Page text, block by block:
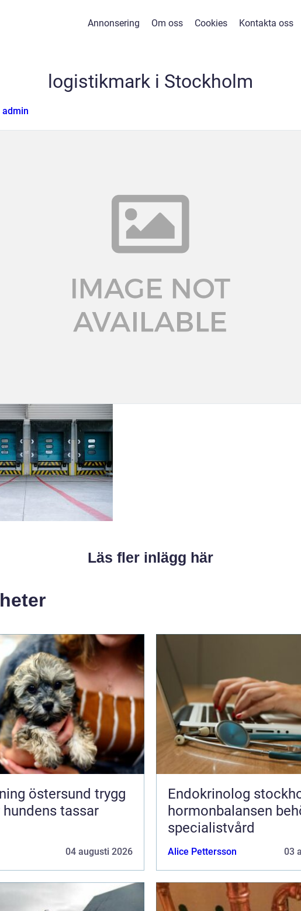
Annonsering Om oss Cookies Kontakta oss
logistikmark i Stockholm
admin
Läs fler inlägg här
östersund trygg
tassar
04 augusti 2026
Endokrinolog
hormonbalansen
specialistvård
Alice Pettersson 03